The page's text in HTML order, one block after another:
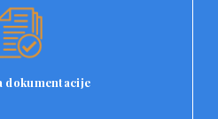
dokumentacije
prevoda je priprema
jednostavno učitavaju svoje
zahtjeve za prevod.